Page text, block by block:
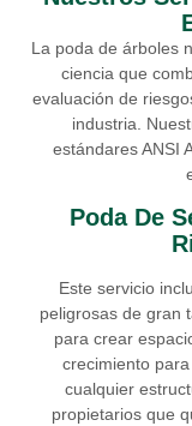
La poda de árboles
ciencia que
evaluación de
industria.
estándares ANSI
Poda De
Este servicio
peligrosas de gran
para crear
crecimiento
cualquier
propietarios que